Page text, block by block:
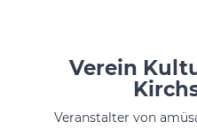
Verein
Veranstalter von